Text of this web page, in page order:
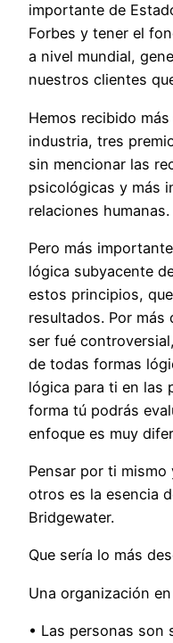
importante de
Forbes y tener el
a nivel mundial,
nuestros clientes
Hemos recibido
industria, tres
sin mencionar las
psicológicas y más
relaciones humanas.
Pero más
lógica subyacente
estos principios,
resultados. Por
ser fué
de todas formas
lógica para ti en las
forma tú podrás
enfoque es muy
Pensar por ti mismo
otros es la esencia
Bridgewater.
Que sería lo más
Una organización
• Las personas son